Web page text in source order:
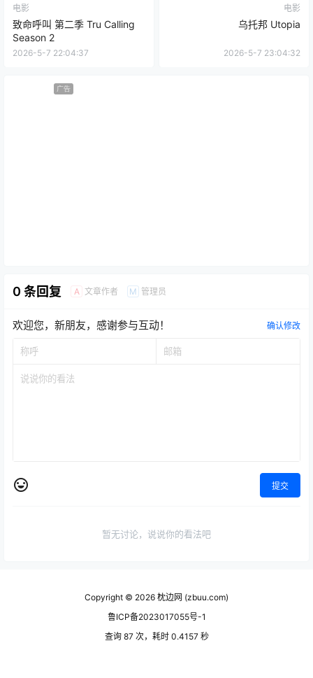
电影
致命呼叫 第二季 Tru Calling
Season 2
2026-5-7 22:04:37
电影
乌托邦 Utopia
2026-5-7 23:04:32
广告
0 条回复 A 文章作者 M 管理员
欢迎您，新朋友，感谢参与互动！ 确认修改
提交
暂无讨论，说说你的看法吧
Copyright © 2026 枕边网 (zbuu.com)
鲁ICP备2023017055号-1
查询 87 次，耗时 0.4157 秒